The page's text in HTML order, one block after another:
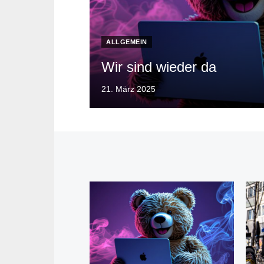
ALLGEMEIN
Wir sind wieder da
Posted
21. März 2025